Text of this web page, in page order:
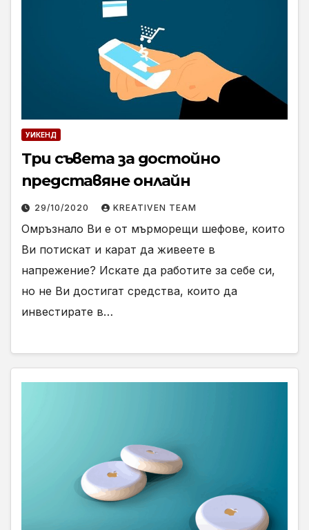
УИКЕНД
Три съвета за достойно
представяне онлайн
29/10/2020 KREATIVEN TEAM
Омръзнало Ви е от мърморещи шефове, които
Ви потискат и карат да живеете в
напрежение? Искате да работите за себе си,
но не Ви достигат средства, които да
инвестирате в…